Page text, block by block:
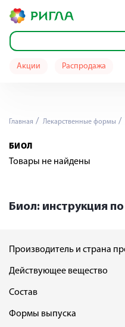
Акции Распродажа
Главная Лекарственные формы
БИОЛ
Товары не найдены
Биол: инструкция
Производитель и страна
Действующее вещество
Состав
Формы выпуска